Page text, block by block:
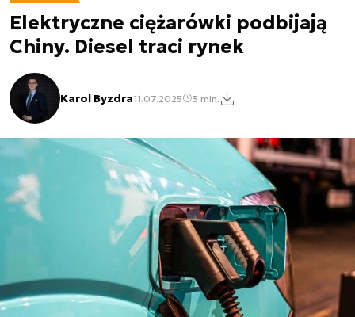
Elektryczne ciężarówki podbijają
Chiny. Diesel traci rynek
Karol Byzdra11.07.2025 3 min.